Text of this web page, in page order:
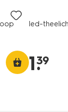
led-
1.
39